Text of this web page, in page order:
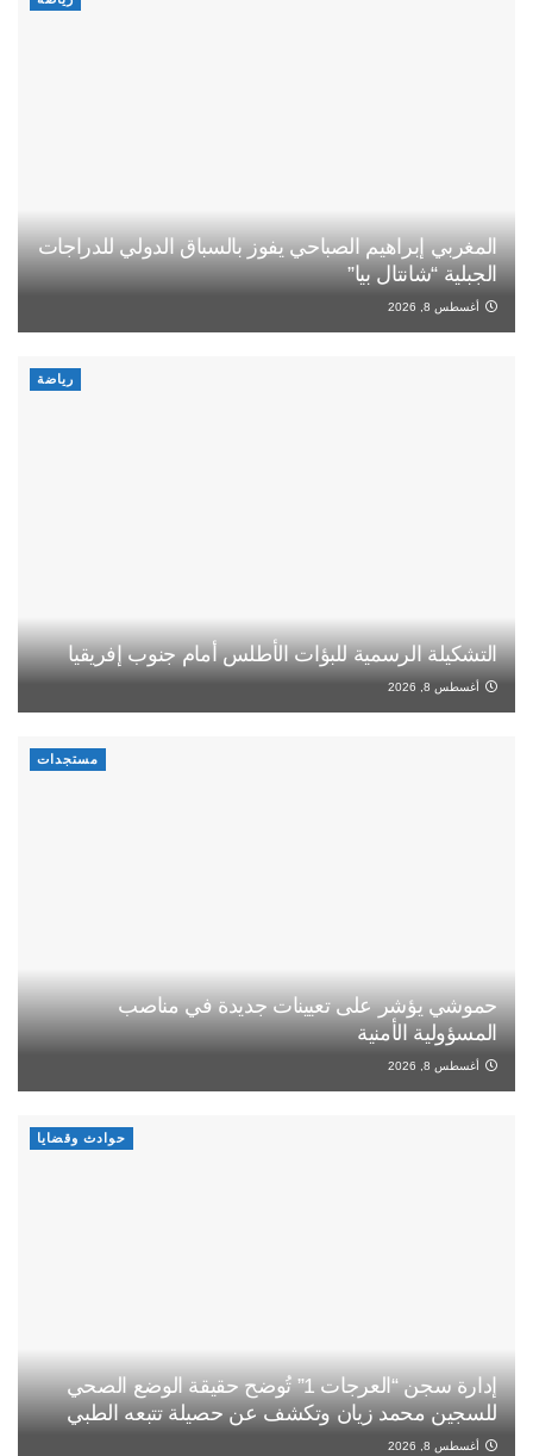
المغربي إبراهيم الصباحي يفوز بالسباق الدولي للدراجات
الجبلية “شانتال بيا”
أغسطس 8, 2026
رياضة
التشكيلة الرسمية للبؤات الأطلس أمام جنوب إفريقيا
أغسطس 8, 2026
مستجدات
حموشي يؤشر على تعيينات جديدة في مناصب
المسؤولية الأمنية
أغسطس 8, 2026
حوادث وقضايا
إدارة سجن “العرجات 1” تُوضح حقيقة الوضع الصحي
للسجين محمد زيان وتكشف عن حصيلة تتبعه الطبي
أغسطس 8, 2026